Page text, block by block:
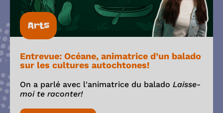
Arts
Entrevue: Océane, animatrice d’un balado
sur les cultures autochtones!
On a parlé avec l'animatrice du balado Laisse-
moi te raconter!